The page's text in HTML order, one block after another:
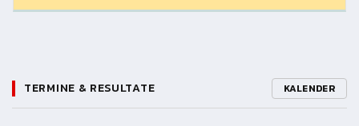
TERMINE & RESULTATE KALENDER